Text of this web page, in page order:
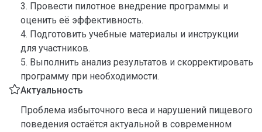
3. Провести пилотное внедрение программы и
оценить её эффективность.
4. Подготовить учебные материалы и инструкции
для участников.
5. Выполнить анализ результатов и скорректировать
программу при необходимости.
Актуальность
Проблема избыточного веса и нарушений пищевого
поведения остаётся актуальной в современном